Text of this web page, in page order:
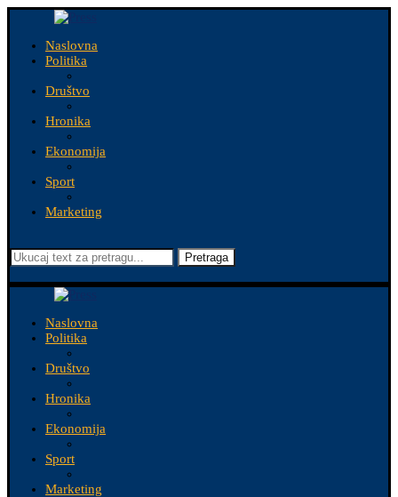
Naslovna
Politika
Društvo
Hronika
Ekonomija
Sport
Marketing
Pretraga
Naslovna
Politika
Društvo
Hronika
Ekonomija
Sport
Marketing